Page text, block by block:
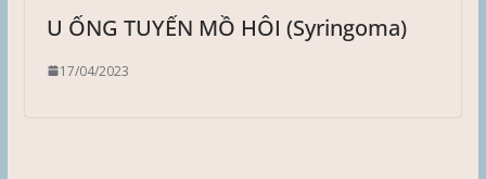
U ỐNG TUYẾN MỒ HÔI (Syringoma)
17/04/2023